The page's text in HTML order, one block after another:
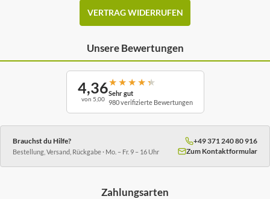
VERTRAG WIDERRUFEN
Unsere Bewertungen
4,36
von 5,00
★ ★ ★ ★ ★
Sehr gut
980 verifizierte Bewertungen
Brauchst du Hilfe?
Bestellung, Versand, Rückgabe · Mo. – Fr. 9 – 16 Uhr
+49 371 240 80 916
Zum Kontaktformular
Zahlungsarten